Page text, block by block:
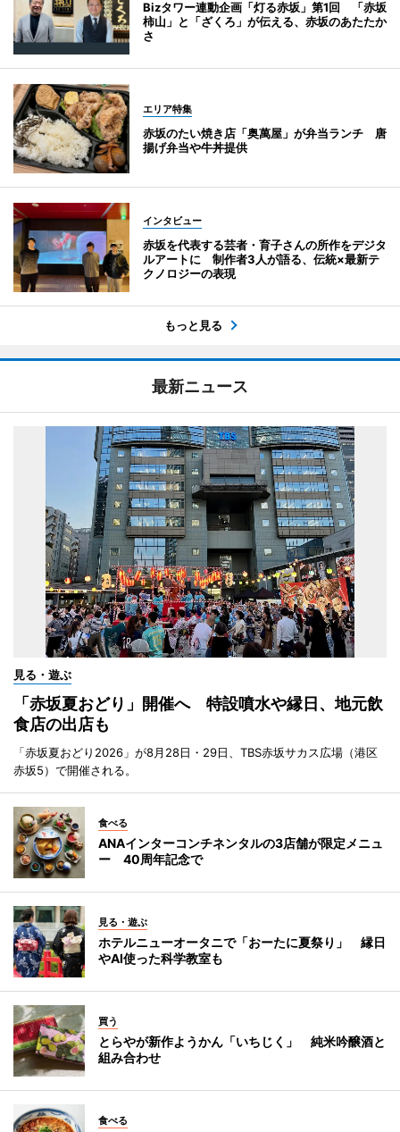
Bizタワー連動企画「灯る赤坂」第1回 「赤坂
柿山」と「ざくろ」が伝える、赤坂のあたたか
さ
エリア特集
赤坂のたい焼き店「奥萬屋」が弁当ランチ 唐
揚げ弁当や牛丼提供
インタビュー
赤坂を代表する芸者・育子さんの所作をデジタ
ルアートに 制作者3人が語る、伝統×最新テ
クノロジーの表現
もっと見る
最新ニュース
見る・遊ぶ
「赤坂夏おどり」開催へ 特設噴水や縁日、地元飲
食店の出店も
「赤坂夏おどり2026」が8月28日・29日、TBS赤坂サカス広場（港区
赤坂5）で開催される。
食べる
ANAインターコンチネンタルの3店舗が限定メニュ
ー 40周年記念で
見る・遊ぶ
ホテルニューオータニで「おーたに夏祭り」 縁日
やAI使った科学教室も
買う
とらやが新作ようかん「いちじく」 純米吟醸酒と
組み合わせ
食べる